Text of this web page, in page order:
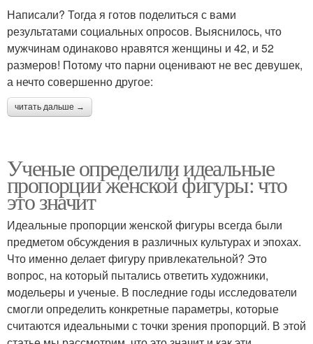
Написали? Тогда я готов поделиться с вами
результатами социальных опросов. Выяснилось, что
мужчинам одинаково нравятся женщины и 42, и 52
размеров! Потому что парни оценивают не вес девушек,
а нечто совершенно другое:
читать дальше →
Ученые определили идеальные
пропорции женской фигуры: что
это значит
Идеальные пропорции женской фигуры всегда были
предметом обсуждения в различных культурах и эпохах.
Что именно делает фигуру привлекательной? Это
вопрос, на который пытались ответить художники,
модельеры и ученые. В последние годы исследователи
смогли определить конкретные параметры, которые
считаются идеальными с точки зрения пропорций. В этой